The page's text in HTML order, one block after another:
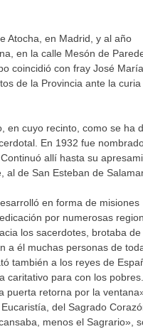
Atocha, en Madrid, y al año
en la calle Mesón de
coincidió con fray José María
de la Provincia ante la curia
en cuyo recinto, como se ha
En 1932 fue
allí hasta su
de San Esteban de
en forma de misiones
por numerosas
los sacerdotes, brotaba de
a él muchas personas de
también a los reyes de
caritativo para con los pobres.
puerta retorna por la
del Sagrado
menos el Sagrario»,